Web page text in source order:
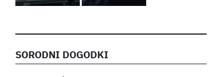
SORODNI DOGODKI